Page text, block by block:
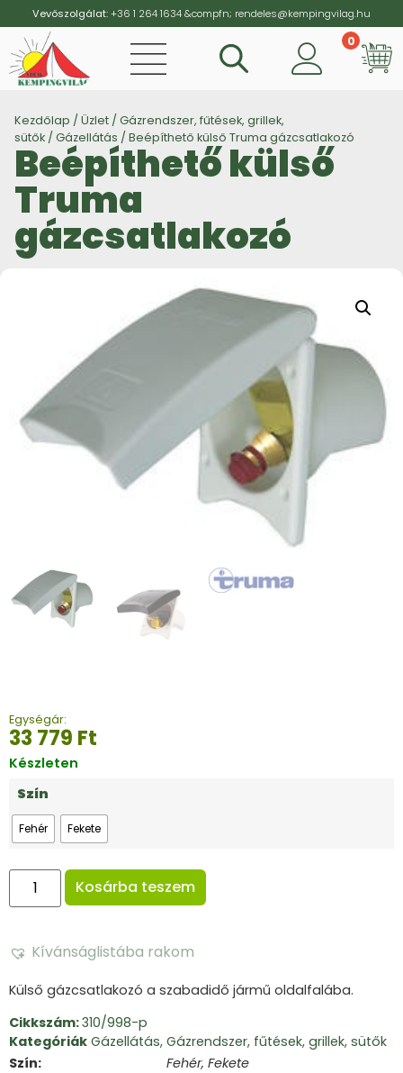
Vevőszolgálat:+36 1 264 1634&compfn; rendeles@kempingvilag.hu
0
Kezdőlap / Üzlet / Gázrendszer, fűtések, grillek,
sütők / Gázellátás / Beépíthető külső Truma gázcsatlakozó
Beépíthető külső
Truma
gázcsatlakozó
Egységár:
33 779 Ft
Készleten
Szín
Fehér Fekete
Kosárba teszem
Kívánságlistába rakom
Külső gázcsatlakozó a szabadidő jármű oldalfalába.
Cikkszám:310/998-p
Kategóriák Gázellátás, Gázrendszer, fűtések, grillek, sütők
Szín
Fehér, Fekete